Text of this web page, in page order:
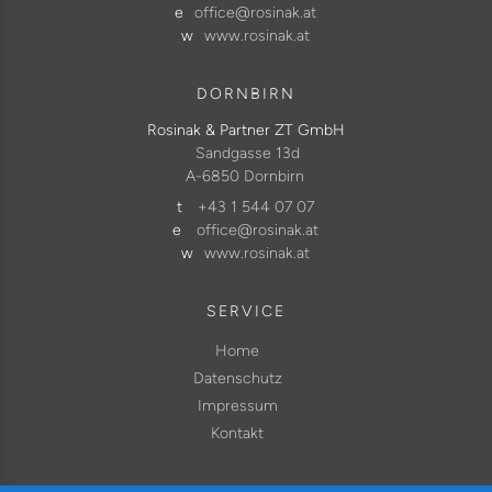
e
office@rosinak.at
w www.rosinak.at
DORNBIRN
Rosinak & Partner ZT GmbH
Sandgasse 13d
A-6850 Dornbirn
t
+43 1 544 07 07
e
office@rosinak.at
w www.rosinak.at
SERVICE
Home
Datenschutz
Impressum
Kontakt